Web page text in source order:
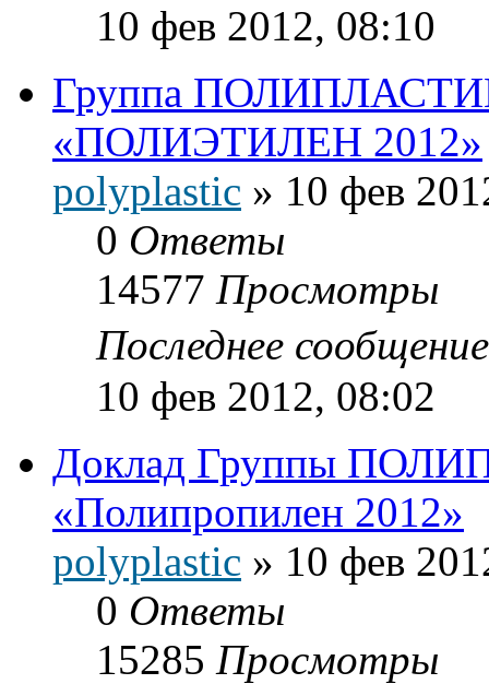
10 фев 2012, 08:10
Группа
«ПОЛИЭТИЛЕН 2012»
polyplastic » 10 фев
0 Ответы
14577 Просмотры
Последнее
10 фев 2012, 08:02
Доклад Группы
«Полипропилен 2012»
polyplastic » 10 фев
0 Ответы
15285 Просмотры